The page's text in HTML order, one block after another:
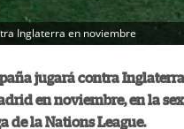
Inglaterra en noviembre
jugará contra
en noviembre, en la
de la Nations League.